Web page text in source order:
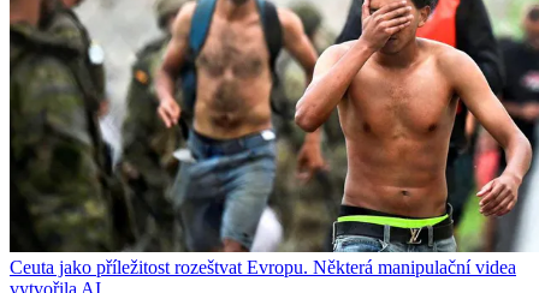
Ceuta jako příležitost rozeštvat Evropu. Některá manipulační videa
vytvořila AI